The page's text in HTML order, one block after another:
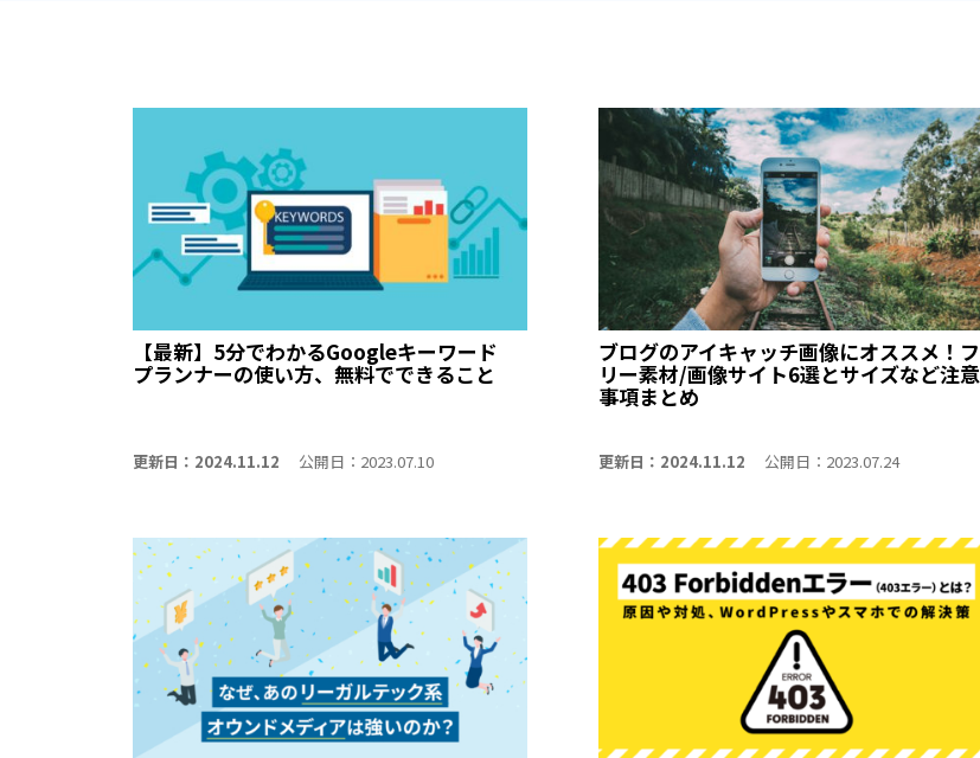
【最新】5分でわかるGoogleキーワード
プランナーの使い方、無料でできること
更新日：2024.11.12 公開日：2023.07.10
ブログのアイキャッチ画像にオススメ！フ
リー素材/画像サイト6選とサイズなど注意
事項まとめ
更新日：2024.11.12 公開日：2023.07.24